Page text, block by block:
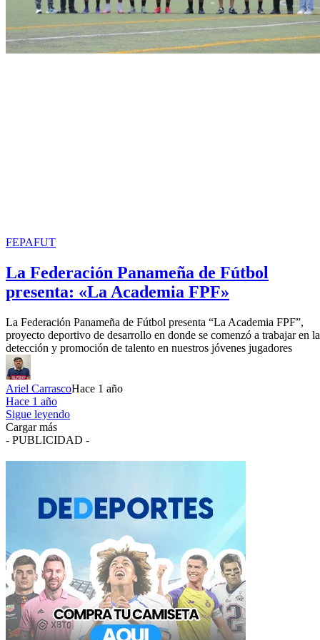
FEPAFUT
La Federación Panameña de Fútbol
presenta: «La Academia FPF»
La Federación Panameña de Fútbol presenta “La Academia FPF”,
proyecto deportivo de desarrollo en donde se comenzó a trabajar en la
detección y promoción de talento en nuestros jóvenes jugadores
Ariel CarrascoHace 1 año
Hace 1 año
Sigue leyendo
Cargar más
- PUBLICIDAD -